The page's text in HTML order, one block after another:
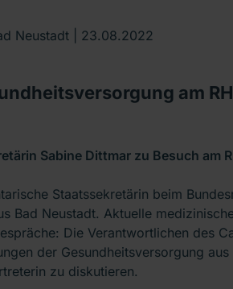
Neustadt | 23.08.2022
am
Sabine Dittmar zu Besuch am
Staatssekretärin beim
Bad Neustadt. Aktuelle
Die Verantwortlichen des
der Gesundheitsversorgung
zu diskutieren.